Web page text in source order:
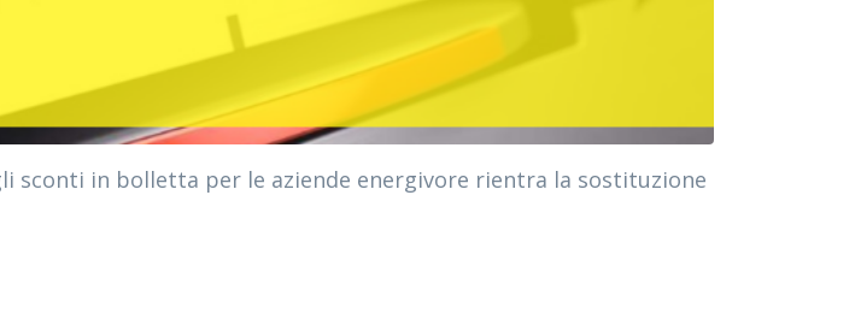
sconti in bolletta per le aziende energivore rientra la sostituzione